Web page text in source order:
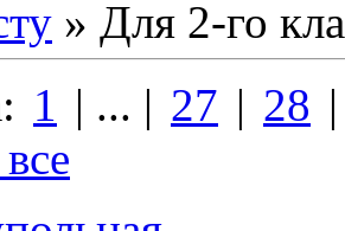
» Для 2-го
1 | ... | 27 | 28